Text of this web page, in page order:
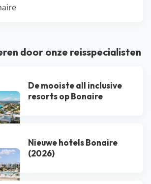
door onze reisspecialisten
De mooiste all inclusive
resorts op Bonaire
Nieuwe hotels Bonaire
(2026)